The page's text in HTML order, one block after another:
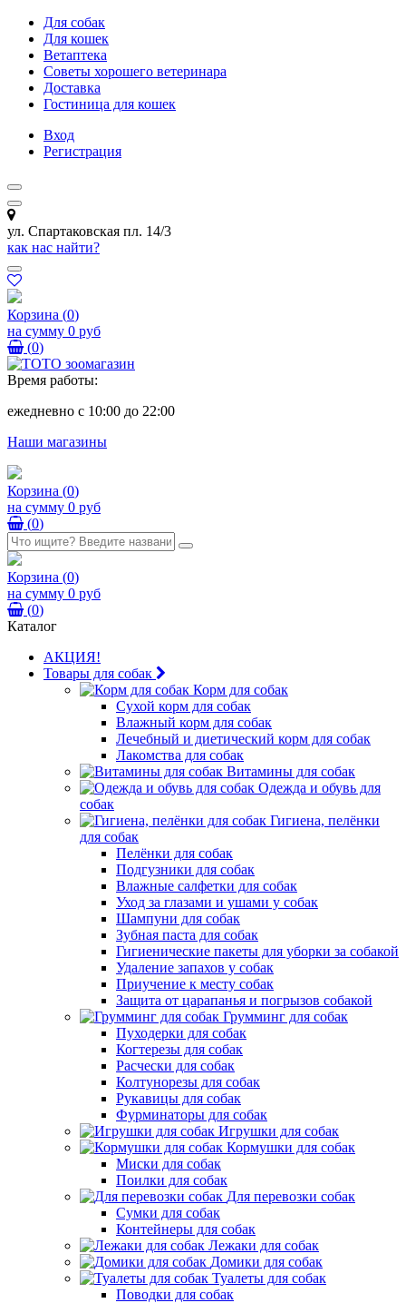
Для собак
Для кошек
Ветаптека
Советы хорошего ветеринара
Доставка
Гостиница для кошек
Вход
Регистрация
ул. Спартаковская пл. 14/3
как нас найти?
Корзина (0)
на сумму 0 руб
(0)
Время работы:
ежедневно с 10:00 до 22:00
Наши магазины
Корзина (0)
на сумму 0 руб
(0)
Корзина (0)
на сумму 0 руб
(0)
Каталог
АКЦИЯ!
Товары для собак
Корм для собак
Сухой корм для собак
Влажный корм для собак
Лечебный и диетический корм для собак
Лакомства для собак
Витамины для собак
Одежда и обувь для
собак
Гигиена, пелёнки
для собак
Пелёнки для собак
Подгузники для собак
Влажные салфетки для собак
Уход за глазами и ушами у собак
Шампуни для собак
Зубная паста для собак
Гигиенические пакеты для уборки за собакой
Удаление запахов у собак
Приучение к месту собак
Защита от царапанья и погрызов собакой
Грумминг для собак
Пуходерки для собак
Когтерезы для собак
Расчески для собак
Колтунорезы для собак
Рукавицы для собак
Фурминаторы для собак
Игрушки для собак
Кормушки для собак
Миски для собак
Поилки для собак
Для перевозки собак
Сумки для собак
Контейнеры для собак
Лежаки для собак
Домики для собак
Туалеты для собак
Поводки для собак